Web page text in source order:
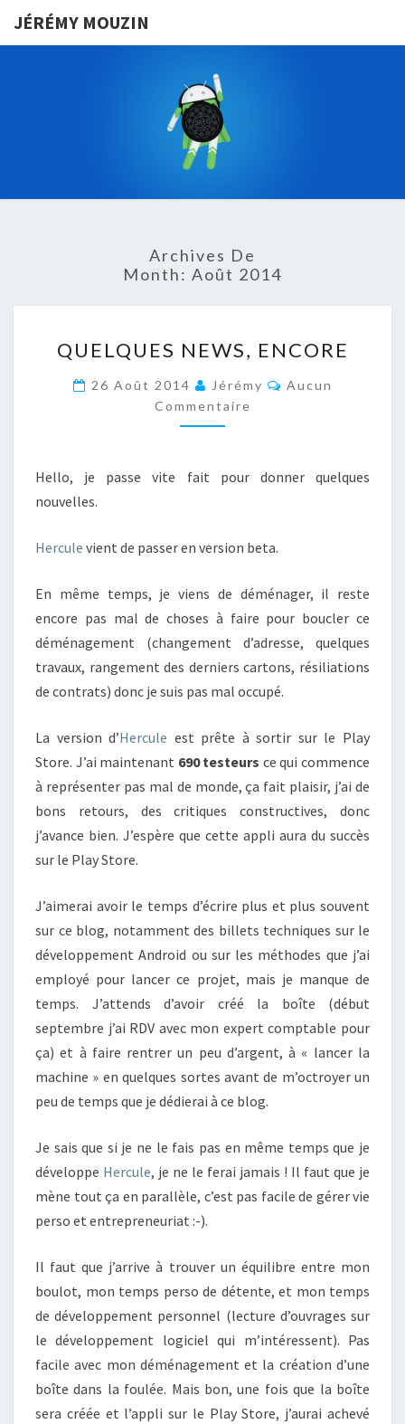
JÉRÉMY MOUZIN
JÉRÉMY
MOUZIN
VIVRE D’UNE
APPLICATION
ANDROID EN
Archives De
Month: Août 2014
NEWS,
ENCORE
QUELQUES NEWS, ENCORE
26 Août 2014 Jérémy Commentaires
Aucun
Commentaire
Hello, je passe vite fait pour donner quelques
nouvelles.
Hercule vient de passer en version beta.
En même temps, je viens de déménager, il reste
encore pas mal de choses à faire pour boucler ce
déménagement (changement d’adresse, quelques
travaux, rangement des derniers cartons, résiliations
de contrats) donc je suis pas mal occupé.
La version d’Hercule est prête à sortir sur le Play
Store. J’ai maintenant 690 testeurs ce qui commence
à représenter pas mal de monde, ça fait plaisir, j’ai de
bons retours, des critiques constructives, donc
j’avance bien. J’espère que cette appli aura du succès
sur le Play Store.
J’aimerai avoir le temps d’écrire plus et plus souvent
sur ce blog, notamment des billets techniques sur le
développement Android ou sur les méthodes que j’ai
employé pour lancer ce projet, mais je manque de
temps. J’attends d’avoir créé la boîte (début
septembre j’ai RDV avec mon expert comptable pour
ça) et à faire rentrer un peu d’argent, à « lancer la
machine » en quelques sortes avant de m’octroyer un
peu de temps que je dédierai à ce blog.
Je sais que si je ne le fais pas en même temps que je
développe Hercule, je ne le ferai jamais ! Il faut que je
mène tout ça en parallèle, c’est pas facile de gérer vie
perso et entrepreneuriat :-).
Il faut que j’arrive à trouver un équilibre entre mon
boulot, mon temps perso de détente, et mon temps
de développement personnel (lecture d’ouvrages sur
le développement logiciel qui m’intéressent). Pas
facile avec mon déménagement et la création d’une
boîte dans la foulée. Mais bon, une fois que la boîte
sera créée et l’appli sur le Play Store, j’aurai achevé